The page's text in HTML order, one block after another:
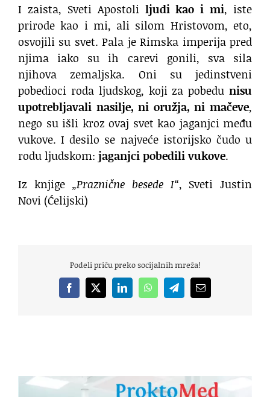
I zaista, Sveti Apostoli ljudi kao i mi, iste
prirode kao i mi, ali silom Hristovom, eto,
osvojili su svet. Pala je Rimska imperija pred
njima iako su ih carevi gonili, sva sila
njihova zemaljska. Oni su jedinstveni
pobedioci roda ljudskog, koji za pobedu nisu
upotrebljavali nasilje, ni oružja, ni mačeve,
nego su išli kroz ovaj svet kao jaganjci među
vukove. I desilo se najveće istorijsko čudo u
rodu ljudskom: jaganjci pobedili vukove.
Iz knjige „Praznične besede I“, Sveti Justin
Novi (Ćelijski)
Podeli priču preko socijalnih mreža!
Facebook
X LinkedInWhatsAppTelegramEmail